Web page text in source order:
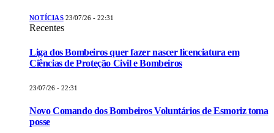
NOTÍCIAS 23/07/26 - 22:31
Recentes
Liga dos Bombeiros quer fazer nascer licenciatura em
Ciências de Proteção Civil e Bombeiros
23/07/26 - 22:31
Novo Comando dos Bombeiros Voluntários de Esmoriz toma
posse